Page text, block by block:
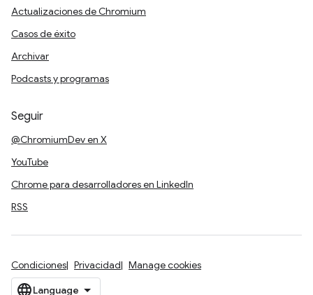
Actualizaciones de Chromium
Casos de éxito
Archivar
Podcasts y programas
Seguir
@ChromiumDev en X
YouTube
Chrome para desarrolladores en LinkedIn
RSS
Condiciones Privacidad Manage cookies